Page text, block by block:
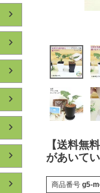
【送料無
があいて
商品番号 g5-